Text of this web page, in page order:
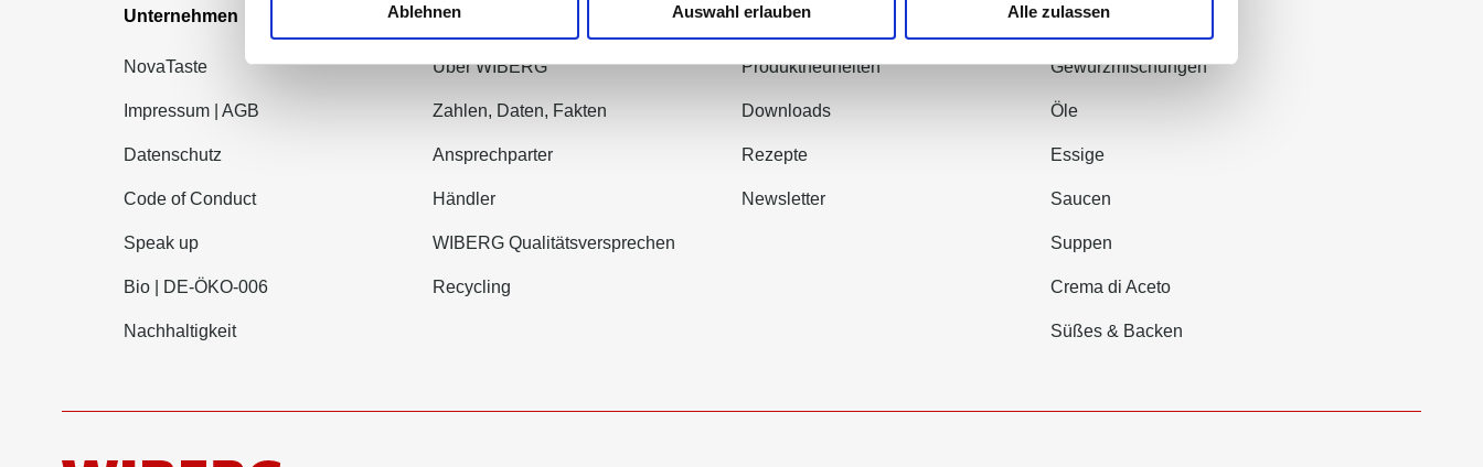
Ablehnen Auswahl erlauben Alle zulassen
Unternehmen
NovaTaste
Impressum | AGB
Datenschutz
Code of Conduct
Speak up
Bio | DE-ÖKO-006
Nachhaltigkeit
Marke WIBERG
Über WIBERG
Zahlen, Daten, Fakten
Ansprechparter
Händler
WIBERG Qualitätsversprechen
Recycling
Häufig gesucht
Produktneuheiten
Downloads
Rezepte
Newsletter
Produktgruppen
Gewürzmischungen
Öle
Essige
Saucen
Suppen
Crema di Aceto
Süßes & Backen